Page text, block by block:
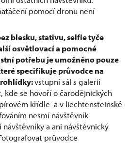
pomocí dronu není
blesku, stativu, selfie tyče
osvětlovací a pomocné
potřebu je umožněno pouze
specifikuje průvodce na
vstupní sál s galerií
kde se hovoří o čarodějnických
křídle a v liechtensteinské
nesmí návštěvník
a ani návštěvnický
průvodce